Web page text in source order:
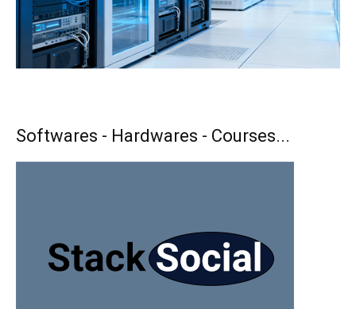
Softwares - Hardwares - Courses...